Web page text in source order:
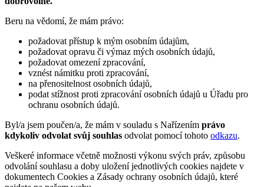
Beru na vědomí, že mám právo:
požadovat přístup k mým osobním údajům,
požadovat opravu či výmaz mých osobních údajů,
požadovat omezení zpracování,
vznést námitku proti zpracování,
na přenositelnost osobních údajů,
podat stížnost proti zpracování osobních údajů u Úřadu pro
ochranu osobních údajů.
Byl/a jsem poučen/a, že mám v souladu s Nařízením právo
kdykoliv odvolat svůj souhlas odvolat pomocí tohoto odkazu.
Veškeré informace včetně možnosti výkonu svých práv, způsobu
odvolání souhlasu a doby uložení jednotlivých cookies najdete v
dokumentech Cookies a Zásady ochrany osobních údajů, které